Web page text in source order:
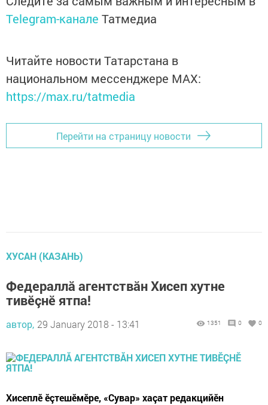
Telegram-канале Татмедиа
Читайте новости Татарстана в
национальном мессенджере MАХ:
https://max.ru/tatmedia
Перейти на страницу новости
ХУСАН (КАЗАНЬ)
Федераллă агентствăн Хисеп хутне
тивӗçнӗ ятпа!
автор, 29 January 2018 - 13:41 1351 0 0
Хисеплӗ ӗçтешӗмӗре, «Сувар» хаçат редакцийӗн